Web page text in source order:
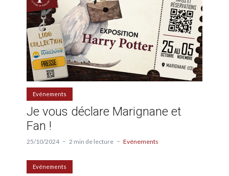
Evénements
Je vous déclare Marignane et
Fan !
25/10/2024 2 min de lecture Evénements
Evénements